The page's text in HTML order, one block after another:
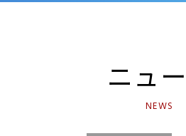
ニュ
NEWS